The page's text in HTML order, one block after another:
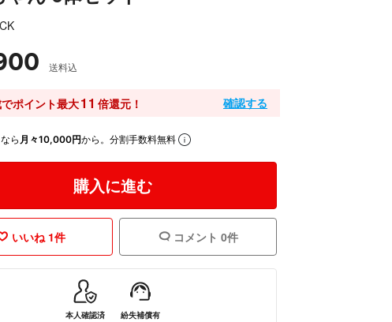
送料込
ポイント最大11 倍還元！ 確認する
なら 月々10,000円から。分割手数料無料
購入に進む
いいね 1件 コメント 0件
本人確認済 紛失補償有